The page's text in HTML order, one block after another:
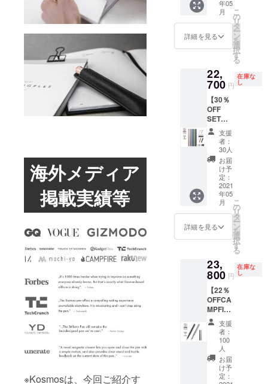
海外メディア
掲載実績等
※Kosmosは、今回ご紹介す
が遅れ
る場合
ます。
規販売
価格が
販売予
定価格
ござい
ます。
※ご注文
状況、
使用部
材の供
給状
況、製
造工程
上の都
合等に
より出
荷時期
が遅れ
る場合
ます。
カラー
は２色
からお
選びい
サイズ
は４種
類から
お選び
いただ
けま
す。 ※
皆様の
応援購
入によ
り量産
効率が
向上し
た場
合、正
規販売
価格が
がる可
能性も
ござい
ます。
※ご注文
状況、
使用部
材の供
給状
況、製
造工程
上の都
合等に
INK
Titaniu
m（万
年筆：
チタ
ン）×１
予定価
格
30,800
円の
27％OF
F）
※stilfor
m INK
Titaniu
m（万
年筆：
チタ
ン）の
カラー
は２色
からお
選びい
サイズ
は４種
類から
お選び
いただ
けま
す。 ※
皆様の
応援購
入によ
り量産
効率が
向上し
年05
月
詳細を見る
こ
の
リ
タ
ー
ン
を
選
択
す
る
22,
700 円
在庫な
し
【30％
OFF
SET
割】
stilform
INK
Alminiu
mコン
プリー
トセッ
stilform
INK
Alminiu
m（万
年筆：
ミ）×１
専用ク
リップ×
１、レ
ザー
ポーチ×
１、木
製ホル
ダー×
１、
ベース
（アル
ミ）×１
支援
者：
30人
お届
け予
定：
2021
年05
月
詳細を見る
こ
の
リ
タ
ー
ン
を
選
択
す
る
23,
800 円
在庫な
し
【22％
OFFCA
MPFIRE
割】
stilform
INK
Titaniu
m（チ
タン万
年筆）
支援
者：
100
人
お届
け予
定：